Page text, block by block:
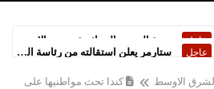
عاجل
الشرق الاوسط
كندا تحث مواطنيها على